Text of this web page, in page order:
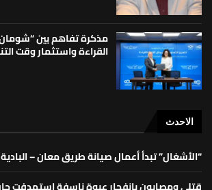
مذكرة تفاهم بين
القراءة واستثمار وقت
الاحدث
“الأشغال” تبدأ أعمال صيانة طريق معان –